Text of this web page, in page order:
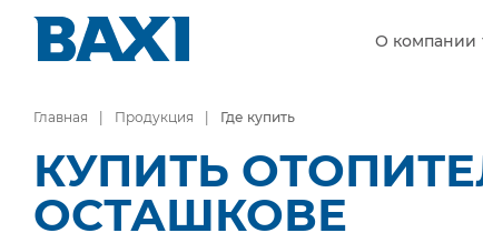
О компании
Главная Продукция Где купить
КУПИТЬ
ОСТАШКОВЕ